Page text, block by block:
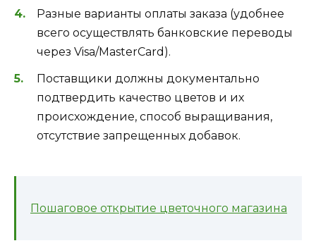
Разные варианты оплаты заказа (удобнее
всего осуществлять банковские переводы
через Visa/MasterCard).
Поставщики должны документально
подтвердить качество цветов и их
происхождение, способ выращивания,
отсутствие запрещенных добавок.
Пошаговое открытие цветочного магазина